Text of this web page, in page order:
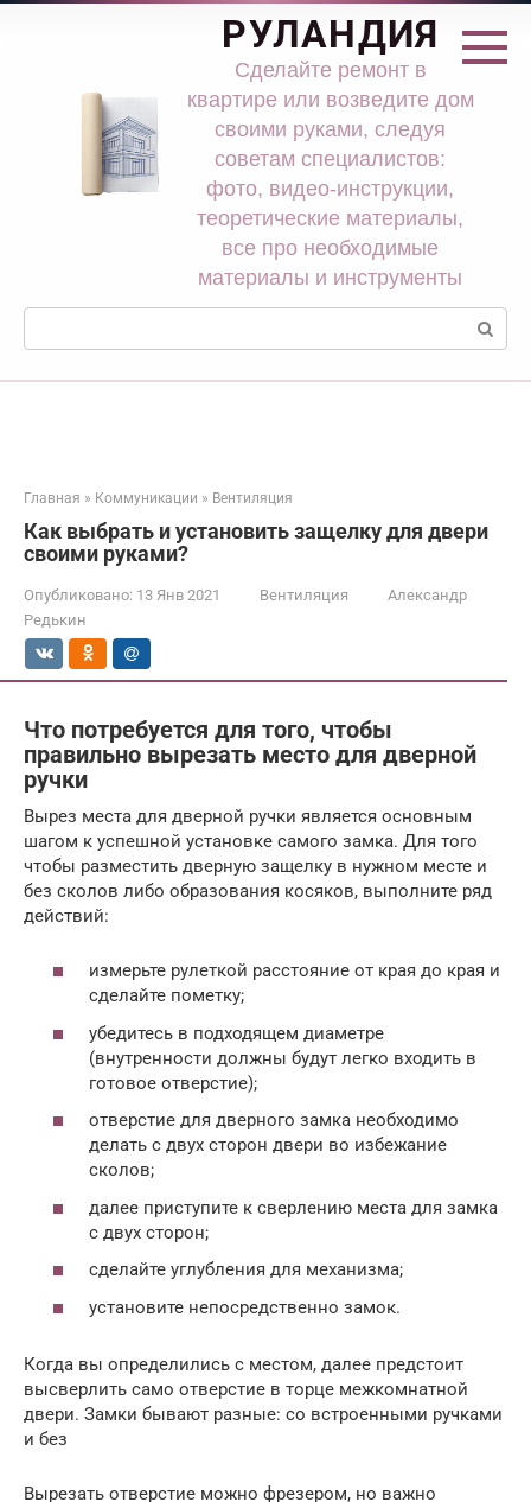
Перейти
РУЛАНДИЯ
Сделайте ремонт в
квартире или возведите дом
своими руками, следуя
советам специалистов:
фото, видео-инструкции,
теоретические материалы,
все про необходимые
материалы и инструменты
Поиск:
Главная » Коммуникации » Вентиляция
Как выбрать и установить защелку для двери
своими руками?
Опубликовано: 13 Янв 2021 Вентиляция
Александр
Редькин
Что потребуется для того, чтобы
правильно вырезать место для дверной
ручки
Вырез места для дверной ручки является основным
шагом к успешной установке самого замка. Для того
чтобы разместить дверную защелку в нужном месте и
без сколов либо образования косяков, выполните ряд
действий:
измерьте рулеткой расстояние от края до края и
сделайте пометку;
убедитесь в подходящем диаметре
(внутренности должны будут легко входить в
готовое отверстие);
отверстие для дверного замка необходимо
делать с двух сторон двери во избежание
сколов;
далее приступите к сверлению места для замка
с двух сторон;
сделайте углубления для механизма;
установите непосредственно замок.
Когда вы определились с местом, далее предстоит
высверлить само отверстие в торце межкомнатной
двери. Замки бывают разные: со встроенными ручками
и без
Вырезать отверстие можно фрезером, но важно